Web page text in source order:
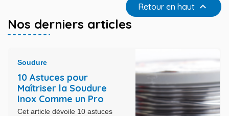
Retour en haut 
Nos derniers articles
Soudure
10 Astuces pour
Maîtriser la Soudure
Inox Comme un Pro
Cet article dévoile 10 astuces